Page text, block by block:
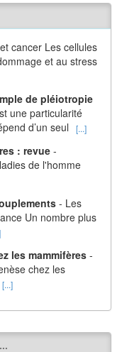
cancer Les cellules
et au stress
de pléiotropie
une particularité
d’un seul
[...]
: revue -
de l'homme
- Les
Un nombre plus
les mammifères -
chez les
[...]